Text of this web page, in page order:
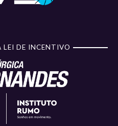
LEI DE INCENTIVO